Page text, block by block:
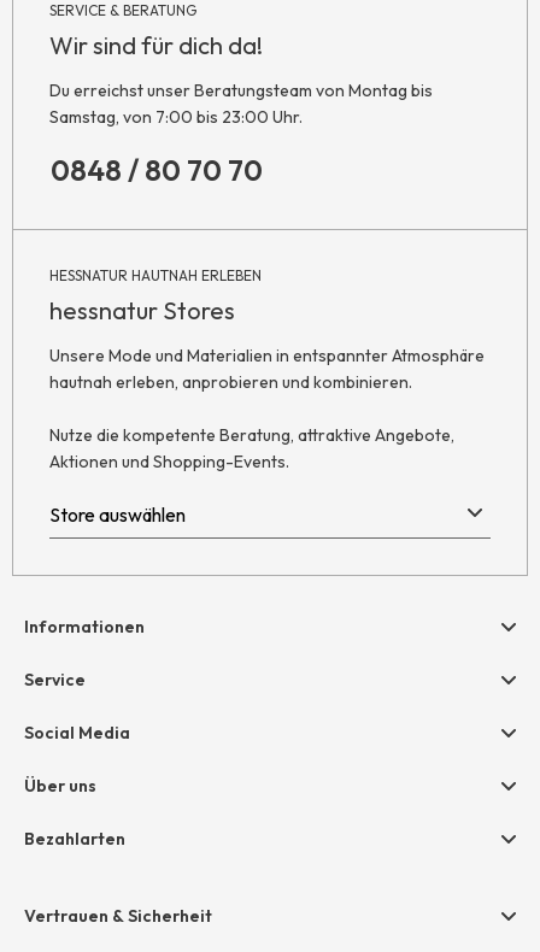
SERVICE & BERATUNG
Wir sind für dich da!
Du erreichst unser Beratungsteam von Montag bis
Samstag, von 7:00 bis 23:00 Uhr.
0848 / 80 70 70
HESSNATUR HAUTNAH ERLEBEN
hessnatur Stores
Unsere Mode und Materialien in entspannter Atmosphäre
hautnah erleben, anprobieren und kombinieren.
Nutze die kompetente Beratung, attraktive Angebote,
Aktionen und Shopping-Events.
Informationen
Hilfe & Kontakt
AGB
Widerruf
Impressum
Service
Geschenkgutscheine
Größentabelle
Social Media
Über uns
Unternehmen
Bezahlarten
Amazon Pay
Vertrauen & Sicherheit